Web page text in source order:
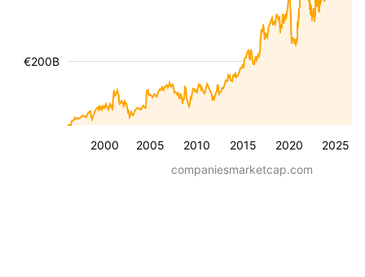
2000 2005 2010 2015 2020 2025
€200B
companiesmarketcap.com